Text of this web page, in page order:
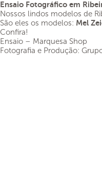
Ensaio Fotográfico em
Nossos lindos modelos de
São eles os modelos: Mel
Confira!
Ensaio – Marquesa Shop
Fotografia e Produção: